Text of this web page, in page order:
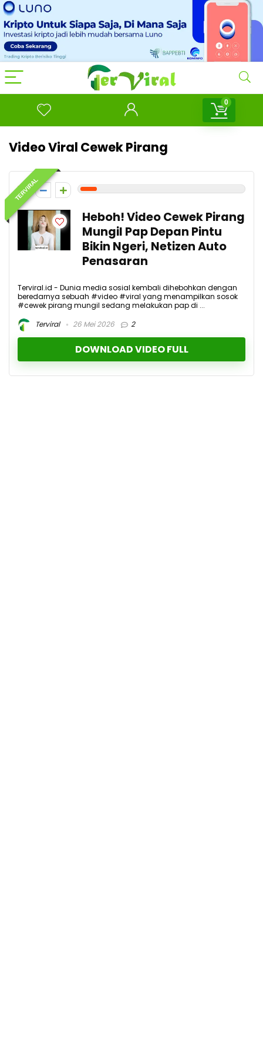
0
Video Viral Cewek Pirang
TERVIRAL
1
Heboh! Video Cewek Pirang
Mungil Pap Depan Pintu
Bikin Ngeri, Netizen Auto
Penasaran
Terviral.id - Dunia media sosial kembali dihebohkan dengan
beredarnya sebuah #video #viral yang menampilkan sosok
#cewek pirang mungil sedang melakukan pap di ...
Terviral
26 Mei 2026 2
DOWNLOAD VIDEO FULL